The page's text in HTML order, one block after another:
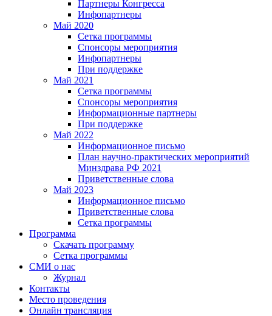
Партнеры Конгресса
Инфопартнеры
Май 2020
Сетка программы
Спонсоры мероприятия
Инфопартнеры
При поддержке
Май 2021
Сетка программы
Спонсоры мероприятия
Информационные партнеры
При поддержке
Май 2022
Информационное письмо
План научно-практических мероприятий
Минздрава РФ 2021
Приветственные слова
Май 2023
Информационное письмо
Приветственные слова
Сетка программы
Программа
Скачать программу
Сетка программы
СМИ о нас
Журнал
Контакты
Место проведения
Онлайн трансляция